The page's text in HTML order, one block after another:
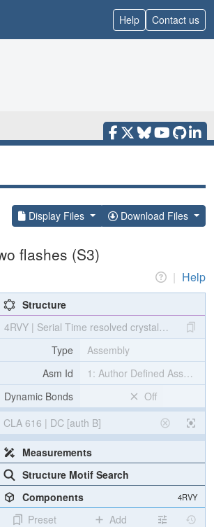
Help Contact us
Display Files Download Files
flashes (S3)
| Help
Structure
4RVY | Serial Time resolved crystallography
Type
Assembly
Asm Id
1: Author Defined Assembly
Dynamic Bonds
Off
CLA 616 | DC [auth B]
Measurements
Structure Motif Search
Components
4RVY
Preset
Add